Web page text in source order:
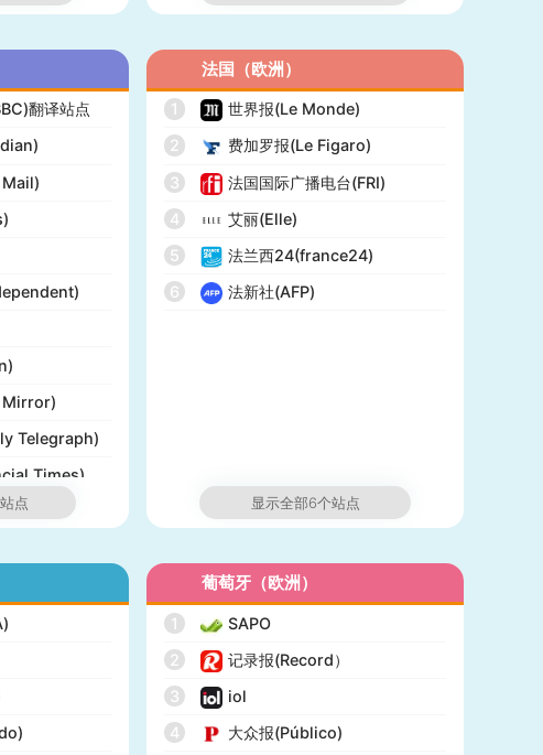
翻译站点
Mail)
Mirror)
Telegraph)
Times)
Charts)
点
法国（欧洲）
1
世界报(Le Monde)
2
费加罗报(Le Figaro)
3
法国国际广播电台(FRI)
4
艾丽(Elle)
5
法兰西24(france24)
6
法新社(AFP)
显示全部6个站点
葡萄牙（欧洲）
1
SAPO
2
记录报(Record）
3
iol
4
大众报(Público)